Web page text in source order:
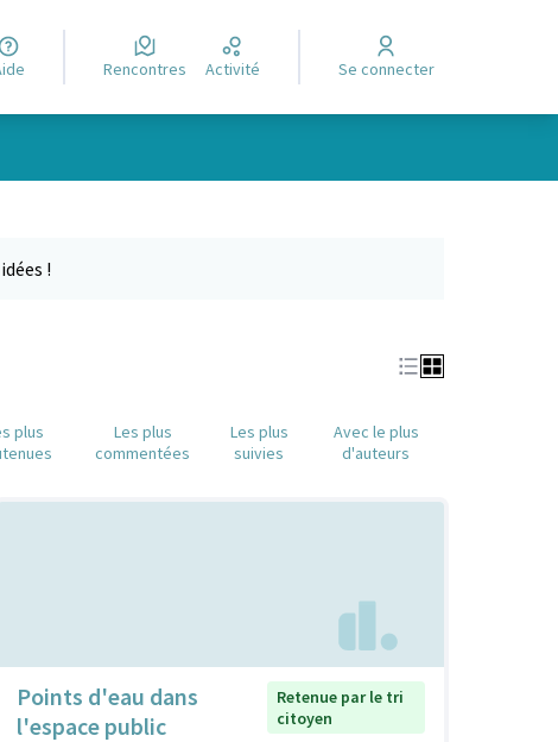
Aide Rencontres Activité Se connecter
!
plus
Les plus
commentées
Les plus
suivies
Avec le plus
d'auteurs
Points d'eau dans
l'espace public
Retenue par le tri
citoyen